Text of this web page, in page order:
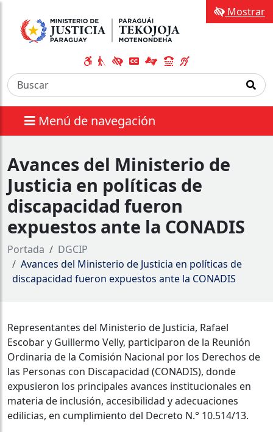
Menú de navegación
Mostrar
Avances del Ministerio de
Justicia en políticas de
discapacidad fueron
expuestos ante la CONADIS
Portada
DGCIP
Avances del Ministerio de Justicia en políticas de
discapacidad fueron expuestos ante la CONADIS
Representantes del Ministerio de Justicia, Rafael
Escobar y Guillermo Velly, participaron de la Reunión
Ordinaria de la Comisión Nacional por los Derechos de
las Personas con Discapacidad (CONADIS), donde
expusieron los principales avances institucionales en
materia de inclusión, accesibilidad y adecuaciones
edilicias, en cumplimiento del Decreto N.° 10.514/13.